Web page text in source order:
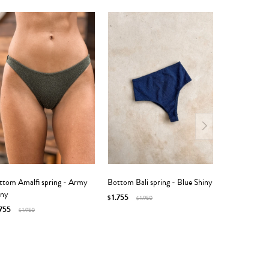
Amalfi spring - Army
$1.950
Bottom Bali spring - Blue Shiny
$1.755 $1.950